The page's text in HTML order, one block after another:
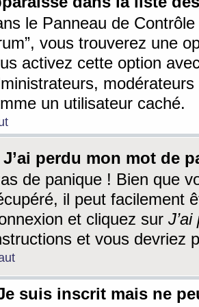
le Panneau de
vous trouverez une
activez cette option
un utilisateur caché.
J’ai perdu mon mot de
de panique ! Bien que
il peut facilement
et cliquez sur
et vous devriez
suis inscrit mais ne